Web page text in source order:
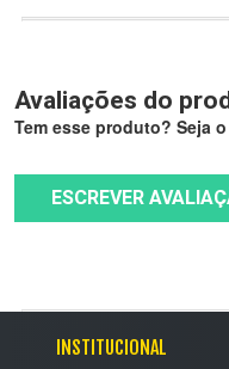
Avaliações do
Tem esse produto? Seja
ESCREVER
INSTITUCIONAL